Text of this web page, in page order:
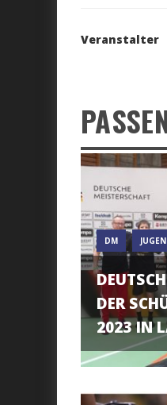
Veranstalter
DM
DER
2023 IN